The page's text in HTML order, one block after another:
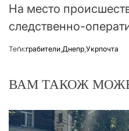
На место
следственно-
Теґи:грабители,Днепр,Укрпочта
ВАМ ТАКОЖ